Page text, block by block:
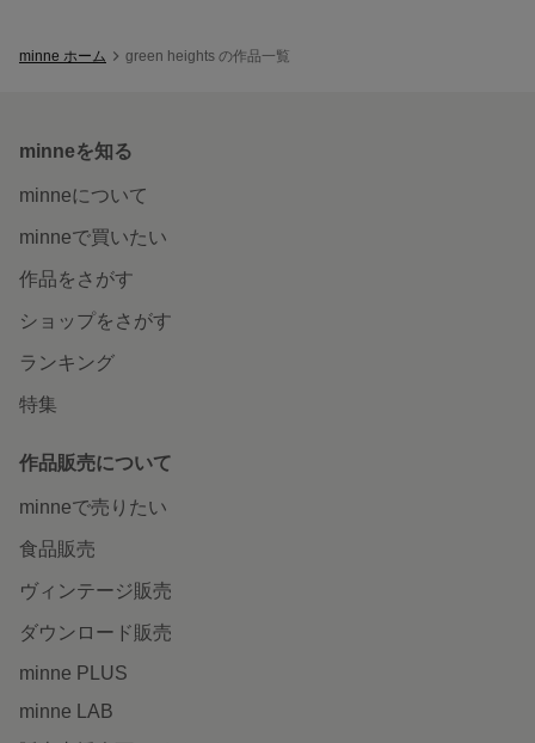
minne ホーム green heights の作品一覧
minneを知る
minneについて
minneで買いたい
作品をさがす
ショップをさがす
ランキング
特集
作品販売について
minneで売りたい
食品販売
ヴィンテージ販売
ダウンロード販売
minne PLUS
minne LAB